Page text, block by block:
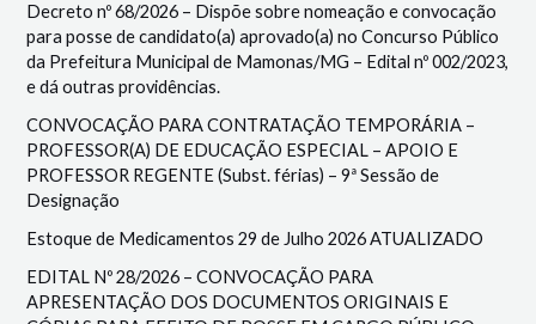
Decreto nº 68/2026 – Dispõe sobre nomeação e convocação
para posse de candidato(a) aprovado(a) no Concurso Público
da Prefeitura Municipal de Mamonas/MG – Edital nº 002/2023,
e dá outras providências.
CONVOCAÇÃO PARA CONTRATAÇÃO TEMPORÁRIA –
PROFESSOR(A) DE EDUCAÇÃO ESPECIAL – APOIO E
PROFESSOR REGENTE (Subst. férias) – 9ª Sessão de
Designação
Estoque de Medicamentos 29 de Julho 2026 ATUALIZADO
EDITAL Nº 28/2026 – CONVOCAÇÃO PARA
APRESENTAÇÃO DOS DOCUMENTOS ORIGINAIS E